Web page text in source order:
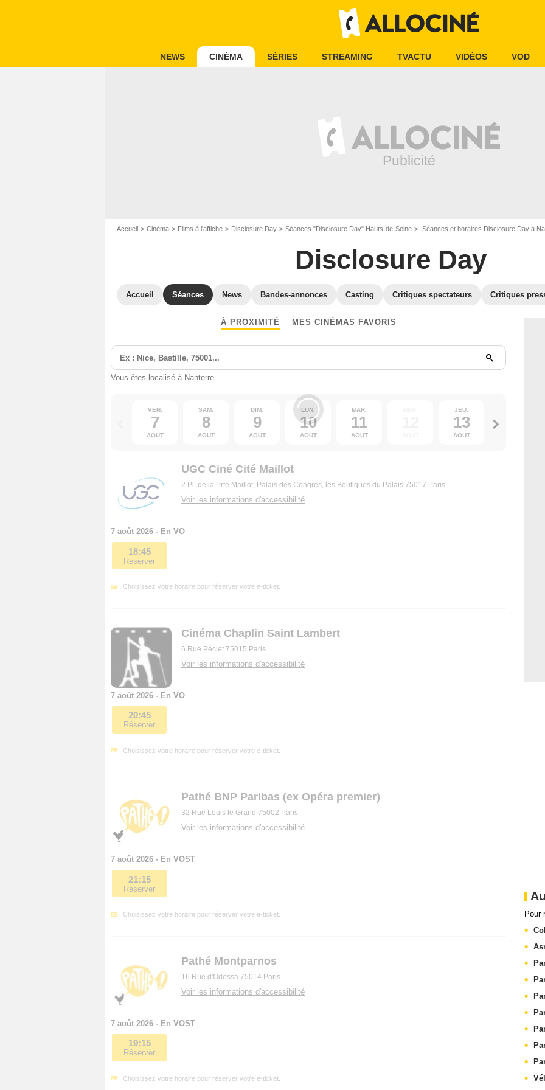
NEWS CINÉMA SÉRIES STREAMING TVACTU VIDÉOS VOD
Accueil Cinéma Films à l'affiche Disclosure Day Séances "Disclosure Day" Hauts-de-Seine Séances et horaires Disclosure Day à
Disclosure Day
Accueil Séances News Bandes-annonces Casting Critiques spectateurs Critiques
À PROXIMITÉ MES CINÉMAS FAVORIS
Vous êtes localisé à Nanterre
VEN.
7
AOÛT
SAM.
8
AOÛT
DIM.
9
AOÛT
LUN.
10
AOÛT
MAR.
11
AOÛT
JEU.
13
AOÛT
UGC Ciné Cité Maillot
2 Pl. de la Prte Maillot, Palais des Congres, les Boutiques du Palais 75017 Paris
Voir les informations d'accessibilité
7 août 2026 - En VO
18:45
Réserver
Choisissez votre horaire pour réserver votre e-ticket.
Cinéma Chaplin Saint Lambert
6 Rue Péclet 75015 Paris
Voir les informations d'accessibilité
7 août 2026 - En VO
20:45
Réserver
Choisissez votre horaire pour réserver votre e-ticket.
Pathé BNP Paribas (ex Opéra premier)
32 Rue Louis le Grand 75002 Paris
Voir les informations d'accessibilité
7 août 2026 - En VOST
21:15
Réserver
Choisissez votre horaire pour réserver votre e-ticket.
Pathé Montparnos
16 Rue d'Odessa 75014 Paris
Voir les informations d'accessibilité
7 août 2026 - En VOST
19:15
Réserver
Choisissez votre horaire pour réserver votre e-ticket.
Pour